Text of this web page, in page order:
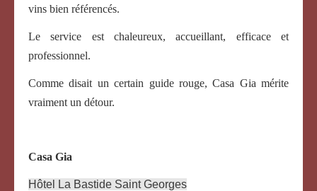
vins bien référencés.
Le service est chaleureux, accueillant, efficace et
professionnel.
Comme disait un certain guide rouge, Casa Gia mérite
vraiment un détour.
Casa Gia
Hôtel La Bastide Saint Georges